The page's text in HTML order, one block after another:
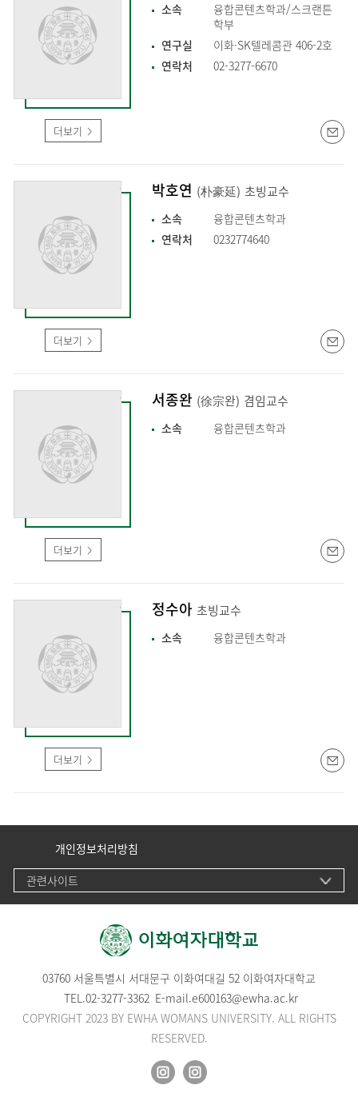
더보기
소속
융합콘텐츠학과/스크랜튼
학부
연구실
이화·SK텔레콤관 406-2호
연락처
02-3277-6670
더보기
박호연 (朴豪延) 초빙교수
소속
융합콘텐츠학과
연락처
0232774640
더보기
서종완 (徐宗완) 겸임교수
소속 융합콘텐츠학과
더보기
정수아 초빙교수
소속 융합콘텐츠학과
개인정보처리방침
관련사이트
03760 서울특별시 서대문구 이화여대길 52 이화여자대학교
TEL.02-3277-3362 E-mail.e600163@ewha.ac.kr
COPYRIGHT 2023 BY EWHA WOMANS UNIVERSITY. ALL RIGHTS
RESERVED.